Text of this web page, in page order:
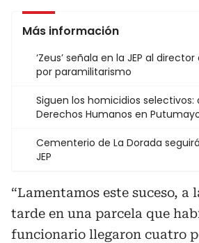
Más información
‘Zeus’ señala en la JEP al
por paramilitarismo
Siguen los homicidios selectivos:
Derechos Humanos en
Cementerio de La Dorada
JEP
“Lamentamos este suceso, a
tarde en una parcela que
funcionario llegaron cuatro